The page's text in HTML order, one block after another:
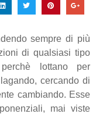
sempre di più
di qualsiasi tipo
lottano per
cercando di
cambiando. Esse
mai viste